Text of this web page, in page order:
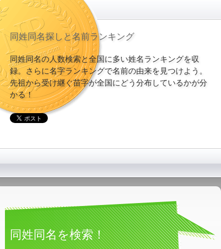
同姓同名探しと名前ランキング
同姓同名の人数検索と全国に多い姓名ランキングを収
録。さらに名字ランキングで名前の由来を見つけよう。
先祖から受け継ぐ苗字が全国にどう分布しているかが分
かる！
同姓同名を検索！